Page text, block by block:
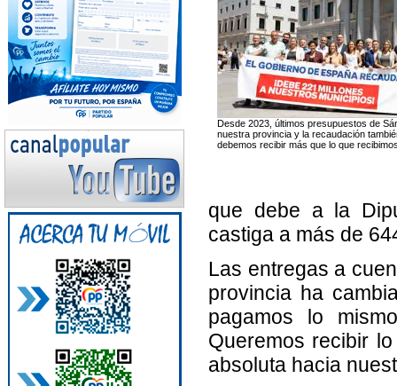
Desde 2023, últimos presupuestos de
nuestra provincia y la recaudación
debemos recibir más que lo que
que debe a la
castiga a más de
Las entregas a
provincia ha
pagamos lo
Queremos recibir
absoluta hacia